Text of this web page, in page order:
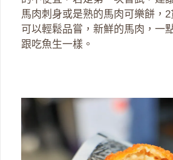
馬肉刺身或是熟的馬肉可樂餅，
可以輕鬆品嘗，新鮮的馬肉，一
跟吃魚生一樣。